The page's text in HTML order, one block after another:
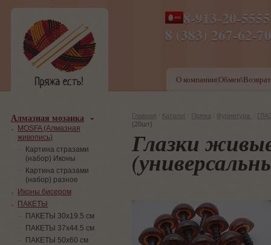
8-913-20-
8 (383) 267-
ПН-ПТ 8-17,СБ-ВС 9-
О
Главная Каталог Пряжа Фурнитура
(20шт)
Глазки
Алмазная мозаика
MOSFA (Алмазная
живопись)
Картина стразами
(набор) Иконы
Картина стразами
(набор) разное
Иконы бисером
ПАКЕТЫ
ПАКЕТЫ 30х19.5 см
ПАКЕТЫ 37х44.5 см
ПАКЕТЫ 50х60 см